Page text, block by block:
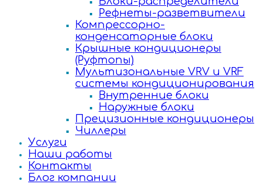
Рефнеты-разветвители
Компрессорно-
конденсаторные блоки
Крышные кондиционеры
(Руфтопы)
Мультизональные VRV и VRF
системы кондиционирования
Внутренние блоки
Наружные блоки
Прецизионные кондиционеры
Чиллеры
Услуги
Наши работы
Контакты
Блог компании